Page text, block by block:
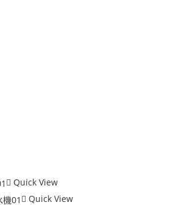
Quick View
Quick View